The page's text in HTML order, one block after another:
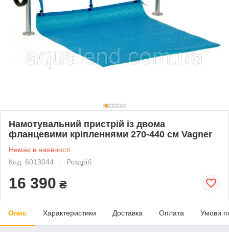
Намотувальний пристрій із двома
фланцевими кріпленнями 270-440 см Vagner
Немає в наявності
Код: 6013044
Роздріб
16 390 ₴
Опис Характеристики Доставка Оплата Умови